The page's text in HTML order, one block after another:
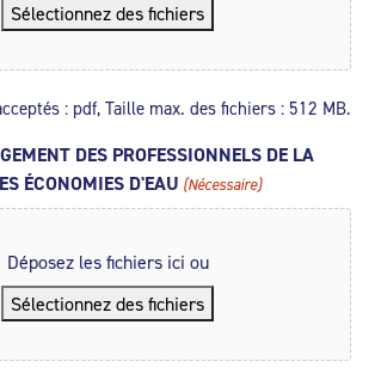
Sélectionnez des fichiers
: pdf, Taille max. des fichiers : 512 MB.
DES PROFESSIONNELS DE LA
ÉCONOMIES D'EAU (Nécessaire)
Déposez les fichiers ici ou
Sélectionnez des fichiers